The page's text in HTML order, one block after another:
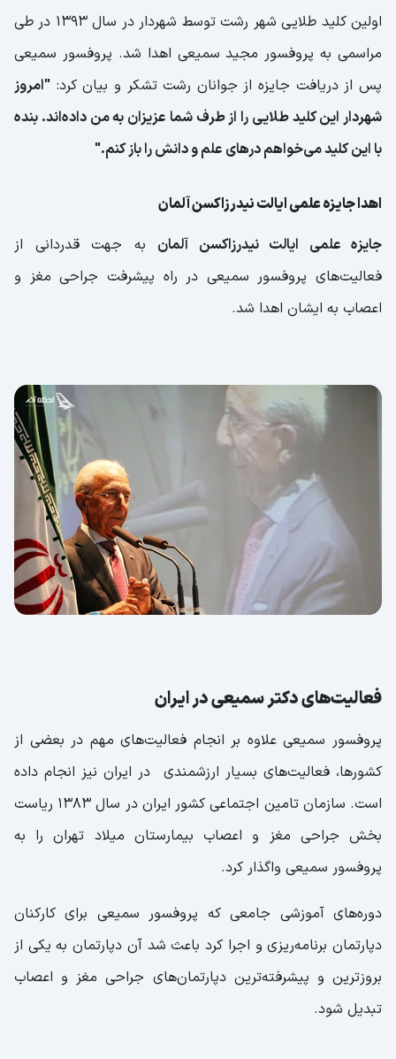
اولین کلید طلایی شهر رشت توسط شهردار در سال ۱۳۹۳ در طی
مراسمی به پروفسور مجید سمیعی اهدا شد. پروفسور سمیعی
پس از دریافت جایزه از جوانان رشت تشکر و بیان کرد: "امروز
شهردار این کلید طلایی را از طرف شما عزیزان به من داده‌اند. بنده
با این کلید می‌خواهم درهای علم و دانش را باز کنم."
اهدا جایزه علمی ایالت نیدرزاکسن آلمان
جایزه علمی ایالت نیدرزاکسن آلمان به جهت قدردانی از
فعالیت‌های پروفسور سمیعی در راه پیشرفت جراحی مغز و
اعصاب به ایشان اهدا شد.
فعالیت‌های دکتر سمیعی در ایران
پروفسور سمیعی علاوه بر انجام فعالیت‌های مهم در بعضی از
کشورها، فعالیت‌های بسیار ارزشمندی در ایران نیز انجام داده
است. سازمان تامین اجتماعی کشور ایران در سال ۱۳۸۳ ریاست
بخش جراحی مغز و اعصاب بیمارستان میلاد تهران را به
پروفسور سمیعی واگذار کرد.
دوره‌های آموزشی جامعی که پروفسور سمیعی برای کارکنان
دپارتمان برنامه‌ریزی و اجرا کرد باعث شد آن دپارتمان به یکی از
بروزترین و پیشرفته‌ترین دپارتمان‌های جراحی مغز و اعصاب
تبدیل شود‌.